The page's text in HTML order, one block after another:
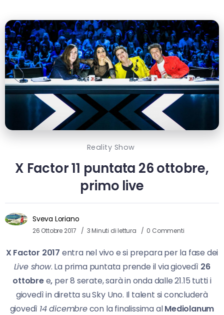
Reality Show
X Factor 11 puntata 26 ottobre,
primo live
Sveva Loriano
26 Ottobre 2017 3 Minuti di lettura 0 Commenti
X Factor 2017 entra nel vivo e si prepara per la fase dei
Live show. La prima puntata prende il via giovedì 26
ottobree, per 8 serate, sarà in onda dalle 21.15 tutti i
giovedì in diretta su Sky Uno. Il talent si concluderà
giovedì 14 dicembrecon la finalissima alMediolanum